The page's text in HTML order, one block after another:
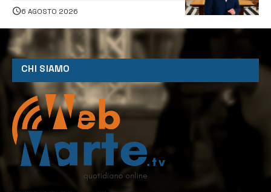
6 AGOSTO 2026
CHI SIAMO